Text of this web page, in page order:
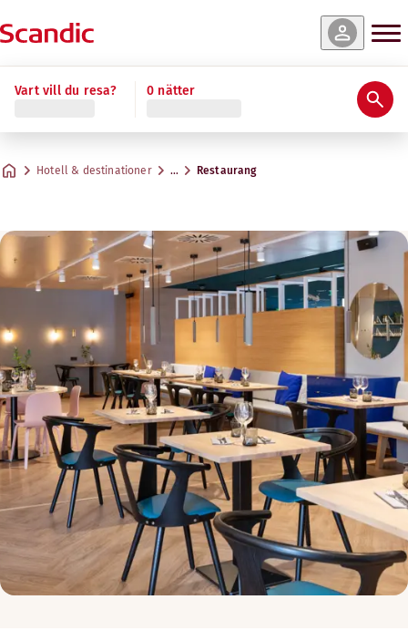
Vart vill du resa? 0 nätter
Hotell & destinationer … Restaurang